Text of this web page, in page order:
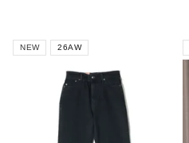
NEW 26AW